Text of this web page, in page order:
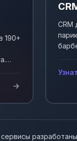
190+
CRM
сервисы